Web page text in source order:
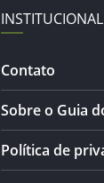
INSTITUCIONAL
Contato
Sobre o Guia
Política de